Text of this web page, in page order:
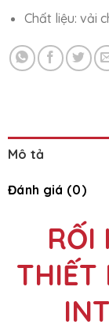
Chất liệu: vải
Mô tả
Đánh giá (0)
RỐI
THIẾT